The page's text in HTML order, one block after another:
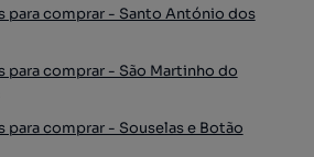
para comprar - Santo António dos
comprar - São Martinho do
comprar - Souselas e Botão